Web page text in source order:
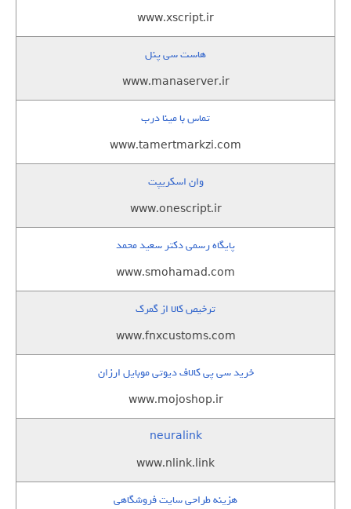
www.xscript.ir
هاست سی پنل
www.manaserver.ir
تماس با مینا درب
www.tamertmarkzi.com
وان اسکریپت
www.onescript.ir
پایگاه رسمی دکتر سعید محمد
www.smohamad.com
ترخیص کالا از گمرک
www.fnxcustoms.com
خرید سی پی کالاف دیوتی موبایل ارزان
www.mojoshop.ir
neuralink
www.nlink.link
هزینه طراحی سایت فروشگاهی